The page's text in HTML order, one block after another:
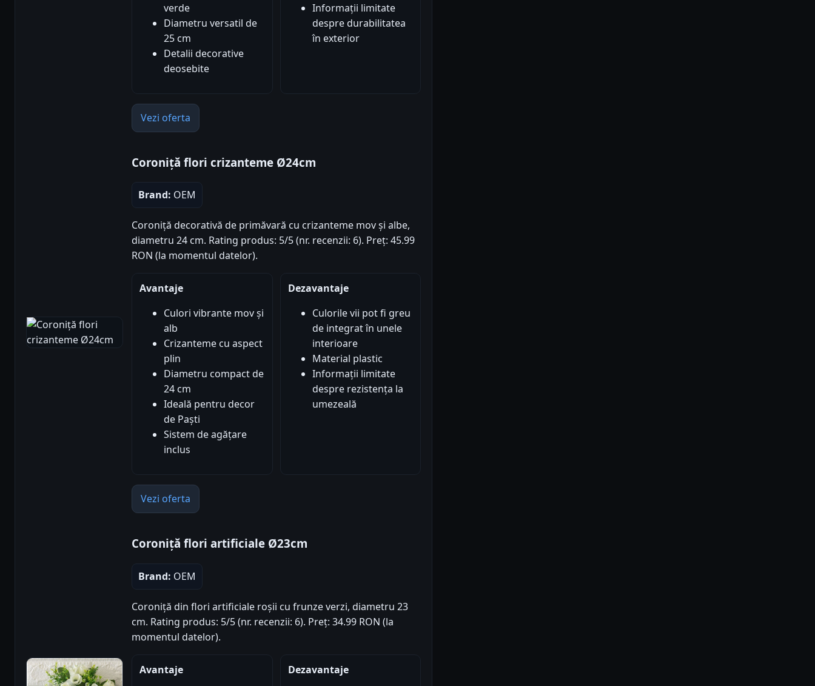
verde
Diametru versatil de
25 cm
Detalii decorative
deosebite
Informații limitate
despre durabilitatea
în exterior
Vezi oferta
Coroniță flori crizanteme Ø24cm
Brand: OEM
Coroniță decorativă de primăvară cu crizanteme mov și albe,
diametru 24 cm. Rating produs: 5/5 (nr. recenzii: 6). Preț: 45.99
RON (la momentul datelor).
Avantaje
Culori vibrante mov și
alb
Crizanteme cu aspect
plin
Diametru compact de
24 cm
Ideală pentru decor
de Paști
Sistem de agățare
inclus
Dezavantaje
Culorile vii pot fi greu
de integrat în unele
interioare
Material plastic
Informații limitate
despre rezistența la
umezeală
Vezi oferta
Coroniță flori artificiale Ø23cm
Brand: OEM
Coroniță din flori artificiale roșii cu frunze verzi, diametru 23
cm. Rating produs: 5/5 (nr. recenzii: 6). Preț: 34.99 RON (la
momentul datelor).
Avantaje Dezavantaje